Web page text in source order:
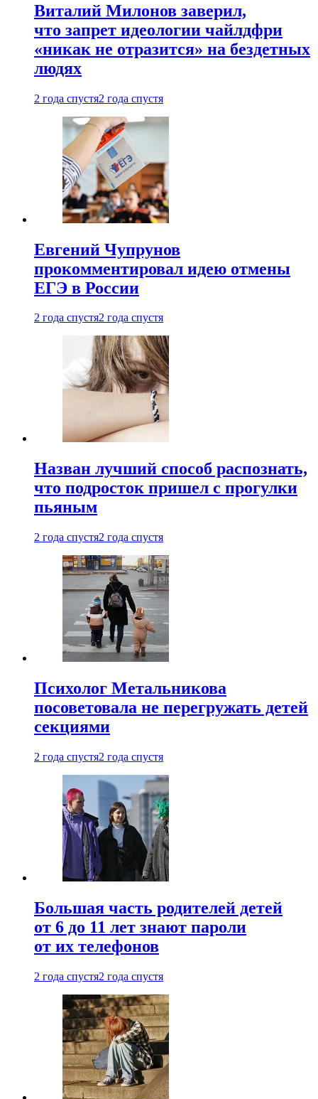
Виталий Милонов заверил,
что запрет идеологии чайлдфри
«никак не отразится» на бездетных
людях
2 года спустя2 года спустя
Евгений Чупрунов
прокомментировал идею отмены
ЕГЭ в России
2 года спустя2 года спустя
Назван лучший способ распознать,
что подросток пришел с прогулки
пьяным
2 года спустя2 года спустя
Психолог Метальникова
посоветовала не перегружать детей
секциями
2 года спустя2 года спустя
Большая часть родителей детей
от 6 до 11 лет знают пароли
от их телефонов
2 года спустя2 года спустя